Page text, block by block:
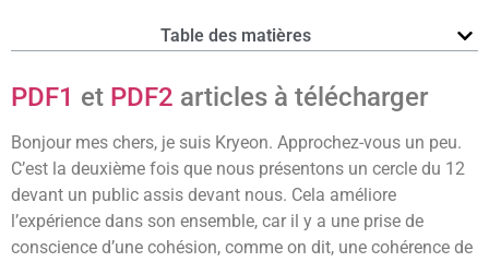
Table des matières
PDF1 et PDF2 articles à télécharger
Bonjour mes chers, je suis Kryeon. Approchez-vous un peu.
C’est la deuxième fois que nous présentons un cercle du 12
devant un public assis devant nous. Cela améliore
l’expérience dans son ensemble, car il y a une prise de
conscience d’une cohésion, comme on dit, une cohérence de